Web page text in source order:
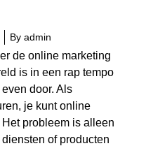
By admin
de online marketing
is in een rap tempo
door. Als
je kunt online
probleem is alleen
of producten